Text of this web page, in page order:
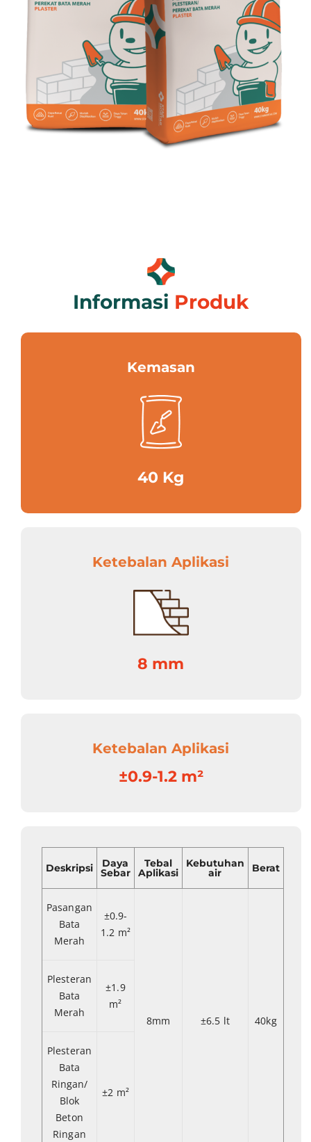
Informasi Produk
Kemasan
40 Kg
Ketebalan Aplikasi
8 mm
Ketebalan Aplikasi
±0.9-1.2 m²
Deskripsi Daya
Sebar
Tebal
Aplikasi
Kebutuhan
air Berat
Pasangan
Bata
Merah
±0.9-
1.2 m²
8mm ±6.5 lt 40kg
Plesteran
Bata
Merah
±1.9
m²
Plesteran
Bata
Ringan/
Blok
Beton
Ringan
±2 m²